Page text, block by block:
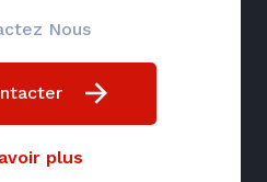
Nous
plus